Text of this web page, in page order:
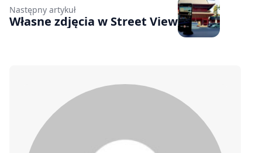
Następny artykuł
Własne zdjęcia w Street View